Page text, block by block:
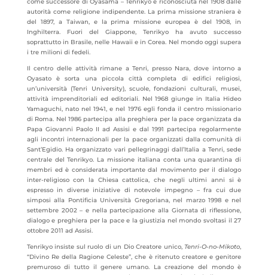
autorità come religione indipendente. La prima missione straniera è
del 1897, a Taiwan, e la prima missione europea è del 1908, in
Inghilterra. Fuori del Giappone, Tenrikyo ha avuto successo
soprattutto in Brasile, nelle Hawaii e in Corea. Nel mondo oggi supera
i tre milioni di fedeli.
Il centro delle attività rimane a Tenri, presso Nara, dove intorno a
Oyasato è sorta una piccola città completa di edifici religiosi,
un’università (Tenri University), scuole, fondazioni culturali, musei,
attività imprenditoriali ed editoriali. Nel 1968 giunge in Italia Hideo
Yamaguchi, nato nel 1941, e nel 1976 egli fonda il centro missionario
di Roma. Nel 1986 partecipa alla preghiera per la pace organizzata da
Papa Giovanni Paolo II ad Assisi e dal 1991 partecipa regolarmente
agli incontri internazionali per la pace organizzati dalla comunità di
Sant’Egidio. Ha organizzato vari pellegrinaggi dall’Italia a Tenri, sede
centrale del Tenrikyo. La missione italiana conta una quarantina di
membri ed è considerata importante dal movimento per il dialogo
inter-religioso con la Chiesa cattolica, che negli ultimi anni si è
espresso in diverse iniziative di notevole impegno – fra cui due
simposi alla Pontificia Università Gregoriana, nel marzo 1998 e nel
settembre 2002 – e nella partecipazione alla Giornata di riflessione,
dialogo e preghiera per la pace e la giustizia nel mondo svoltasi il 27
ottobre 2011 ad Assisi.
Tenrikyo insiste sul ruolo di un Dio Creatore unico,Tenri-O-no-Mikoto,
“Divino Re della Ragione Celeste”, che è ritenuto creatore e genitore
premuroso di tutto il genere umano. La creazione del mondo è